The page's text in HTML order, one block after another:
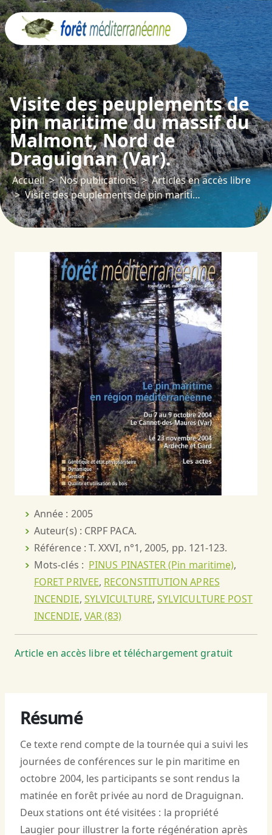
Visite des peuplements de
pin maritime du massif du
Malmont, Nord de
Draguignan (Var).
Accueil Nos publications
Articles en accès libre
Visite des peuplements de pin maritime du massif du Malmont, Nord de Draguignan (Var).
Année : 2005
Auteur(s) : CRPF PACA.
Référence : T. XXVI, n°1, 2005, pp. 121-123.
Mots-clés : PINUS PINASTER (Pin maritime),
FORET PRIVEE, RECONSTITUTION APRES
INCENDIE, SYLVICULTURE, SYLVICULTURE POST
INCENDIE, VAR (83)
Article en accès libre et téléchargement gratuit
Résumé
Ce texte rend compte de la tournée qui a suivi les
journées de conférences sur le pin maritime en
octobre 2004, les participants se sont rendus la
matinée en forêt privée au nord de Draguignan.
Deux stations ont été visitées : la propriété
Laugier pour illustrer la forte régénération après
Panneau de gestion des cookies